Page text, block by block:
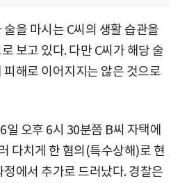
을 마시는 C씨의 생활 습관을
보고 있다. 다만 C씨가 해당 술
해로 이어지지는 않은 것으로
일 오후 6시 30분쯤 B씨 자택에
다치게 한 혐의(특수상해)로 현
에서 추가로 드러났다. 경찰은